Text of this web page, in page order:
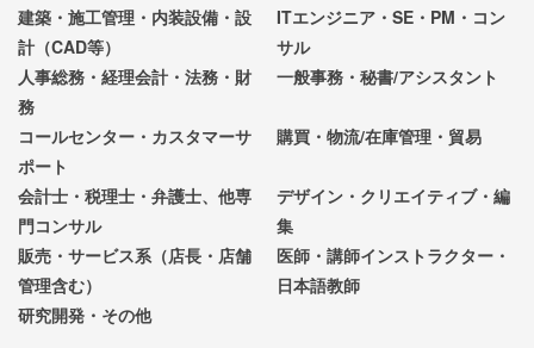
建築・施工管理・内装設備・設
計（CAD等）
ITエンジニア・SE・PM・コン
サル
人事総務・経理会計・法務・財
務
一般事務・秘書/アシスタント
コールセンター・カスタマーサ
ポート
購買・物流/在庫管理・貿易
会計士・税理士・弁護士、他専
門コンサル
デザイン・クリエイティブ・編
集
販売・サービス系（店長・店舗
管理含む）
医師・講師インストラクター・
日本語教師
研究開発・その他